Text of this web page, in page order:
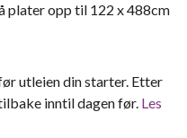
plater opp til 122 x 488cm
utleien din starter. Etter
inntil dagen før. Les